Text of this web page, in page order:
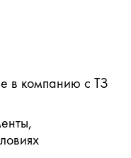
в компанию с ТЗ